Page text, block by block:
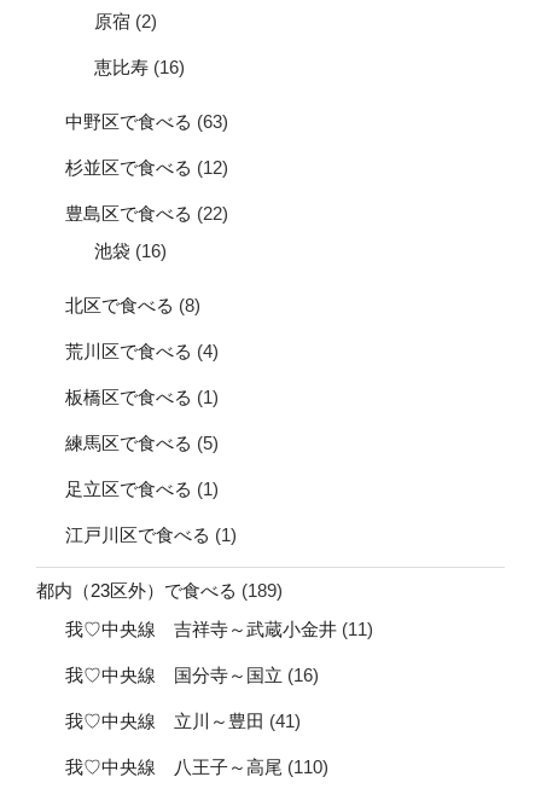
原宿 (2)
恵比寿 (16)
中野区で食べる (63)
杉並区で食べる (12)
豊島区で食べる (22)
池袋 (16)
北区で食べる (8)
荒川区で食べる (4)
板橋区で食べる (1)
練馬区で食べる (5)
足立区で食べる (1)
江戸川区で食べる (1)
都内（23区外）で食べる (189)
我♡中央線 吉祥寺～武蔵小金井 (11)
我♡中央線 国分寺～国立 (16)
我♡中央線 立川～豊田 (41)
我♡中央線 八王子～高尾 (110)